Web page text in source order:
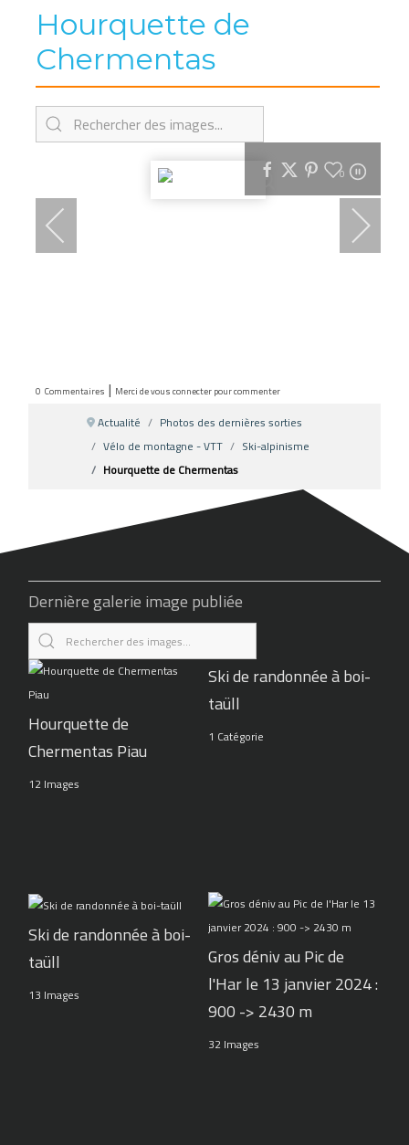
Hourquette de
Chermentas
0
0 Commentaires | Merci de vous connecter pour commenter
Actualité
Photos des dernières sorties
Vélo de montagne - VTT
Ski-alpinisme
Hourquette de Chermentas
Dernière galerie image publiée
Hourquette de
Chermentas Piau
12 Images
Ski de randonnée à boi-
taüll
1 Catégorie
Ski de randonnée à boi-
taüll
13 Images
Gros déniv au Pic de
l'Har le 13 janvier 2024 :
900 -> 2430 m
32 Images